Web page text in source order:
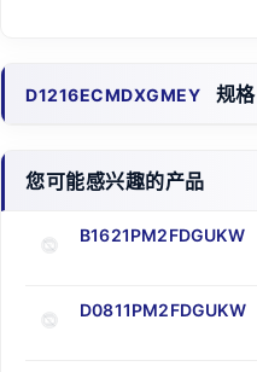
D1216ECMDXGMEY 规格
您可能感兴趣的产品
B1621PM2FDGUKW
D0811PM2FDGUKW